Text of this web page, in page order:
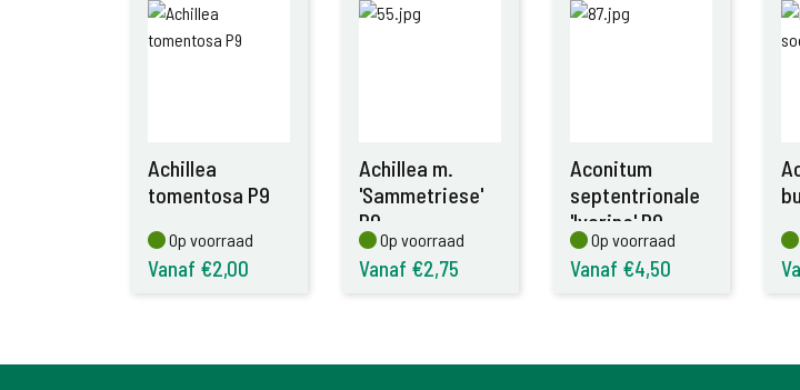
Achillea
tomentosa P9
Op voorraad
Op voorraad
Vanaf €2,00
Achillea m.
'Sammetriese'
P9
Op voorraad
Op voorraad
Vanaf €2,75
Aconitum
septentrionale
'Ivorine' P9
Op voorraad
Op voorraad
Vanaf €4,50